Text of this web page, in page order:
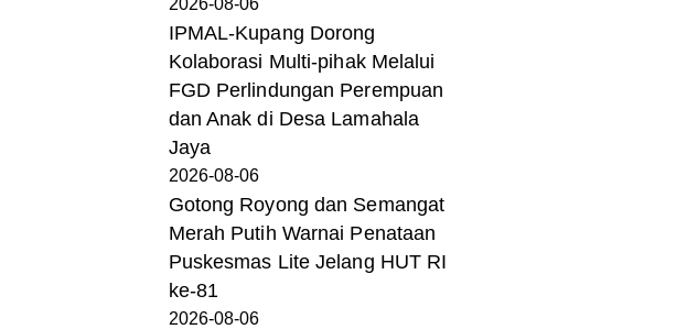
IPMAL-Kupang Dorong
Kolaborasi Multi-pihak Melalui
FGD Perlindungan Perempuan
dan Anak di Desa Lamahala
Jaya
2026-08-06
Gotong Royong dan Semangat
Merah Putih Warnai Penataan
Puskesmas Lite Jelang HUT RI
ke-81
2026-08-06